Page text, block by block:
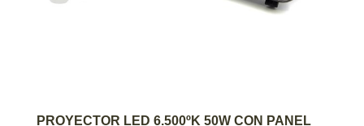
AGREGAR AL CARRITO
PROYECTOR LED 6.500ºK 50W CON PANEL